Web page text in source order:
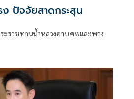
ตำรวจยังไม่ฟันธง ปัจจัยสาดกระสุน
ะราชทานน้ำหลวงอาบศพและพวง